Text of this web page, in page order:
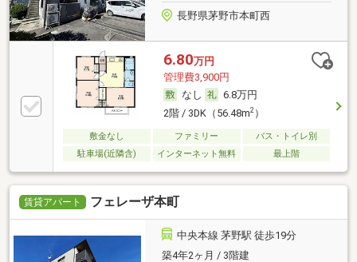
長野県茅野市本町西
6.80万円
管理費3,900円
なし
6.8万円
2階 / 3DK（56.48m2）
敷金なし ファミリー
バス・トイレ別
駐車場(近隣含)
インターネット無料 最上階
賃貸アパート フェレーザ本町
中央本線 茅野駅 徒歩19分
築4年2ヶ月 / 3階建